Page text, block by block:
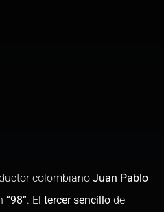
colombiano Juan Pablo
“98”. El tercer sencillode